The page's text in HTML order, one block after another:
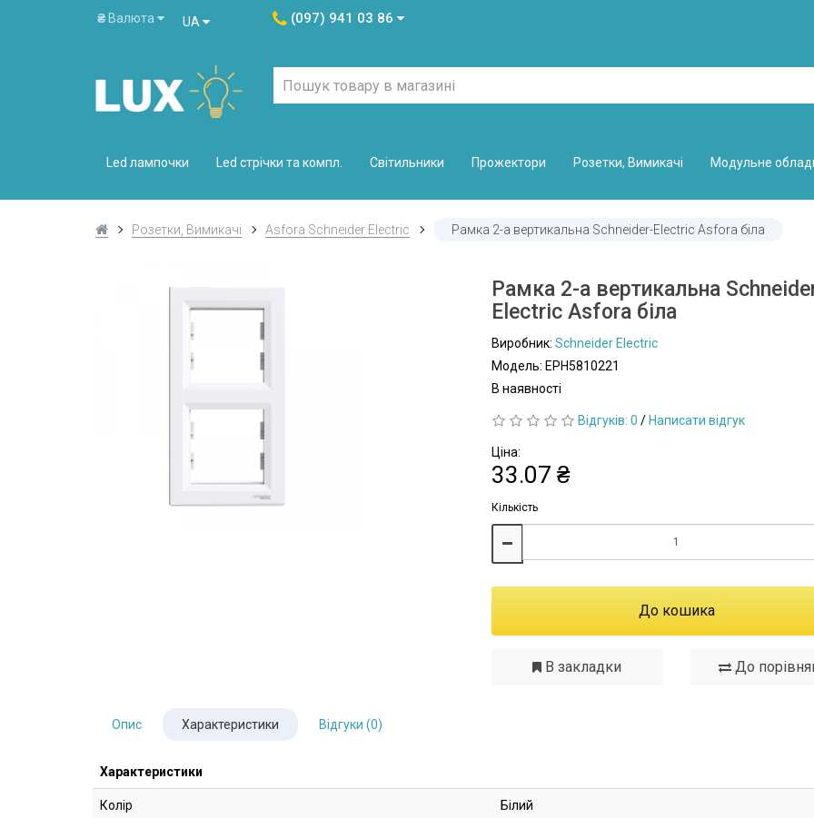
₴ Валюта UA (097) 941 03 86
Led лампочки Led стрічки та компл. Світильники Прожектори Розетки, Вимикачі Модульне
Розетки, Вимикачі Asfora Schneider Electric Рамка 2-а вертикальна Schneider-Electric Asfora біла
Рамка 2-а вертикальна
Electric Asfora біла
Виробник: Schneider Electric
Модель: EPH5810221
В наявності
Відгуків: 0 / Написати відгук
Ціна:
33.07 ₴
Кількість
До кошика
В закладки До
Опис Характеристики Відгуки (0)
Характеристики
Колір Білий